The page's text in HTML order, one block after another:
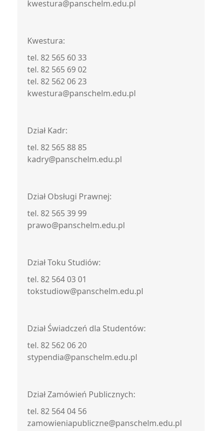
kwestura@panschelm.edu.pl
Kwestura:
tel. 82 565 60 33
tel. 82 565 69 02
tel. 82 562 06 23
kwestura@panschelm.edu.pl
Dział Kadr:
tel. 82 565 88 85
kadry@panschelm.edu.pl
Dział Obsługi Prawnej:
tel. 82 565 39 99
prawo@panschelm.edu.pl
Dział Toku Studiów:
tel. 82 564 03 01
tokstudiow@panschelm.edu.pl
Dział Świadczeń dla Studentów:
tel. 82 562 06 20
stypendia@panschelm.edu.pl
Dział Zamówień Publicznych:
tel. 82 564 04 56
zamowieniapubliczne@panschelm.edu.pl